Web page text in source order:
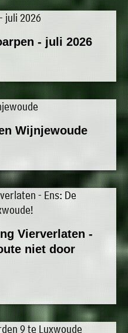
- juli 2026
Wijnjewoude
Vierverlaten -
niet door